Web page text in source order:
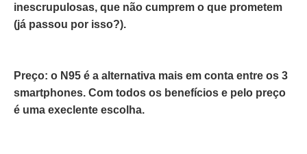
inescrupulosas, que não cumprem o que prometem
(já passou por isso?).
Preço: o N95 é a alternativa mais em conta entre os 3
smartphones. Com todos os benefícios e pelo preço
é uma execlente escolha.